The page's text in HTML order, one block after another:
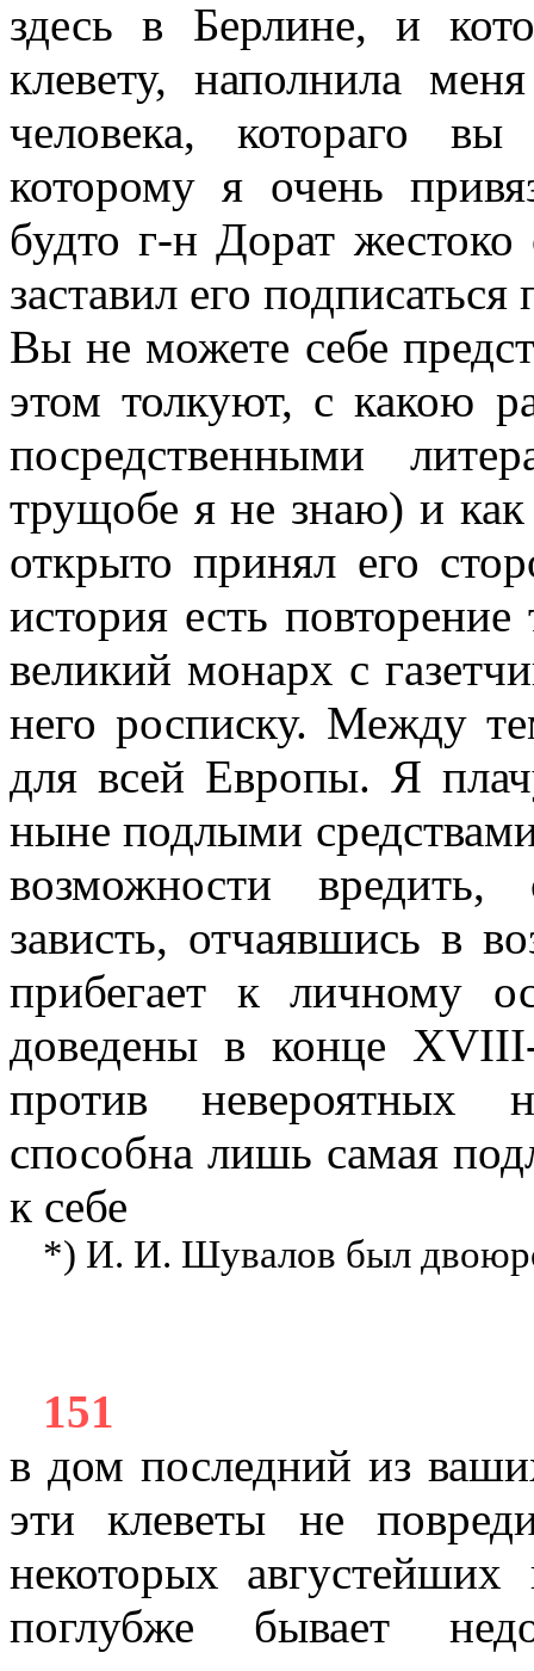
здесь в Берлине, и
клевету, наполнила
человека, котораго
которому я очень
будто г-н Дорат
заставил его
Вы не можете себе
этом толкуют, с какою
посредственными
трущобе я не знаю) и
открыто принял его
история есть
великий монарх с
него росписку. Между
для всей Европы. Я
ныне подлыми
возможности вредить,
зависть, отчаявшись в
прибегает к личному
доведены в конце
против невероятных
способна лишь самая
к себе
*) И. И. Шувалов был
151
в дом последний из
эти клеветы не
некоторых августейших
поглубже бывает